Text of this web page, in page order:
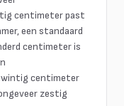
centimeter past
een standaard
centimeter is
centimeter
zestig